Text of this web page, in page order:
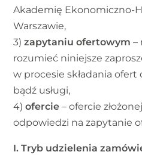
Akademię Ekonomiczno-
Warszawie,
3)zapytaniu ofertowym –
rozumieć niniejsze
w procesie składania
bądź usługi,
4)ofercie – ofercie
odpowiedzi na zapytanie
I. Tryb udzielenia